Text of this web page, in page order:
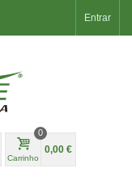
Entrar
Carrinho
0
0,00 €